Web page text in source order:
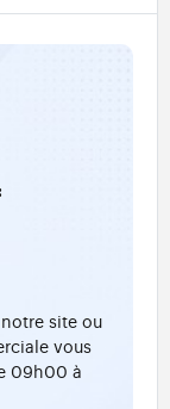
site ou
vous
09h00 à